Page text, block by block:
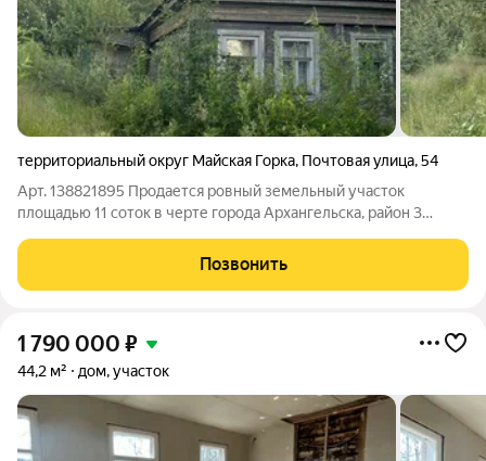
территориальный округ Майская Горка, Почтовая улица,54
Арт. 138821895 Продается ровный земельный участок
площадью 11 соток в черте города Архангельска, район 3
29:22:060417:24 Категория земель: Земли населенных
пунктов. Форма участка: Правильная
Позвонить
1 790 000 ₽
44,2 м² дом, участок